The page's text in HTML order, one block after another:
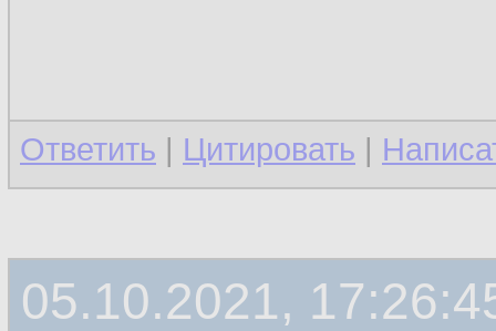
Ответить | Цитировать |
05.10.2021,